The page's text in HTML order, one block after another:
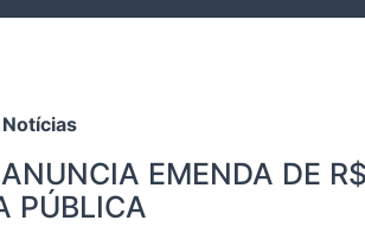
Notícias
EMENDA DE
PÚBLICA